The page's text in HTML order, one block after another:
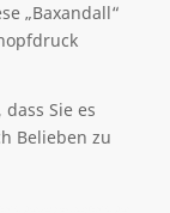
„Baxandall“
Sie es
Belieben zu